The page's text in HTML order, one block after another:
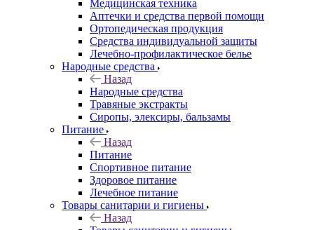
Медицинская техника
Аптечки и средства первой помощи
Ортопедическая продукция
Средства индивидуальной защиты
Лечебно-профилактическое белье
Народные средства
Назад
Народные средства
Травяные экстракты
Сиропы, элексиры, бальзамы
Питание
Назад
Питание
Спортивное питание
Здоровое питание
Лечебное питание
Товары санитарии и гигиены
Назад